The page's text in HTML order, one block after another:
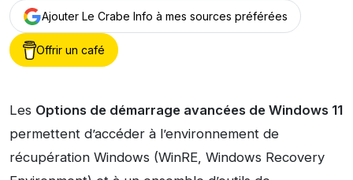
Ajouter Le Crabe Info à mes sources préférées
Offrir un café
Les Options de démarrage avancées de Windows 11
permettent d’accéder à l’environnement de
récupération Windows (WinRE, Windows Recovery